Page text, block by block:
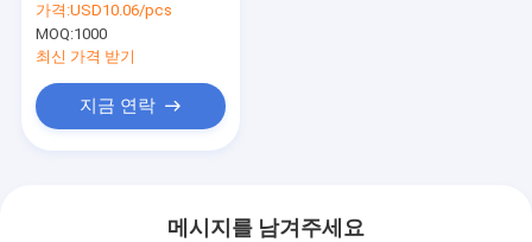
가격:USD10.06/pcs
MOQ:1000
최신 가격 받기
지금 연락
메시지를 남겨주세요